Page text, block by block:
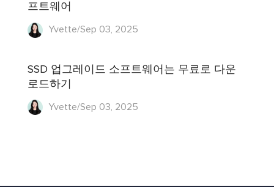
프트웨어
Yvette/Sep 03, 2025
SSD 업그레이드 소프트웨어는 무료로 다운
로드하기
Yvette/Sep 03, 2025